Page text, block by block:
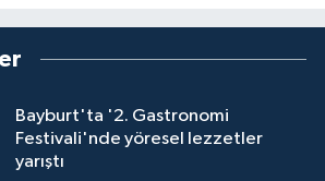
Bayburt'ta '2. Gastronomi
Festivali'nde yöresel lezzetler
yarıştı